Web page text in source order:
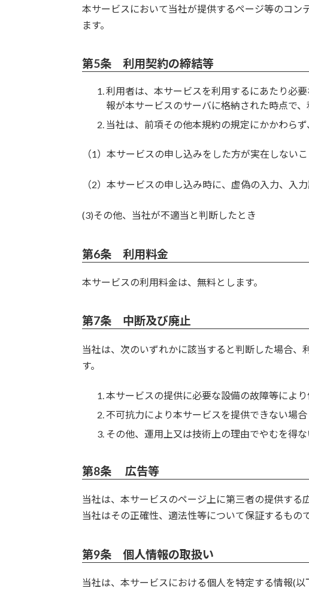
本サービスにおいて当社が提供するページ等のコン
ます。
第5条 利用契約の締結等
利用者は、本サービスを利用するにあたり必
報が本サービスのサーバに格納された時点で、
当社は、前項その他本規約の規定にかかわら
（1）本サービスの申し込みをした方が実在しない
（2）本サービスの申し込み時に、虚偽の入力、
(3)その他、当社が不適当と判断したとき
第6条 利用料金
本サービスの利用料金は、無料とします。
第7条 中断及び廃止
当社は、次のいずれかに該当すると判断した場合
す。
本サービスの提供に必要な設備の故障等によ
不可抗力により本サービスを提供できない場合
その他、運用上又は技術上の理由でやむを得
第8条 広告等
当社は、本サービスのページ上に第三者の提供する
当社はその正確性、適法性等について保証するもの
第9条 個人情報の取扱い
当社は、本サービスにおける個人を特定する情報(